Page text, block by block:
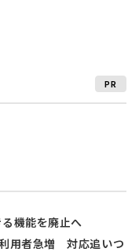
PR
機能を廃止へ
利用者急増 対応追いつ